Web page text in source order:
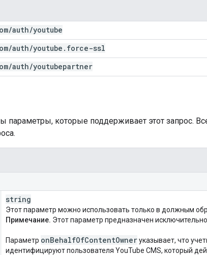
/auth/youtube
/auth/youtube . force-ssl
/auth/youtubepartner
параметры, которые поддерживает этот запрос.
string
Этот параметр можно использовать только в должным
Примечание. Этот параметр предназначен
Параметр onBehalfOfContentOwnerуказывает, что
идентифицируют пользователя YouTube CMS, который